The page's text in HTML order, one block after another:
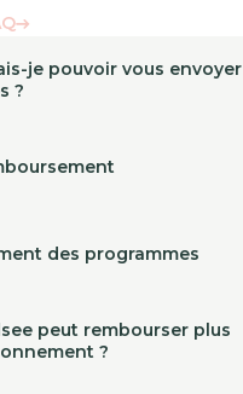
je pouvoir vous envoyer
?
des programmes
peut rembourser plus
?